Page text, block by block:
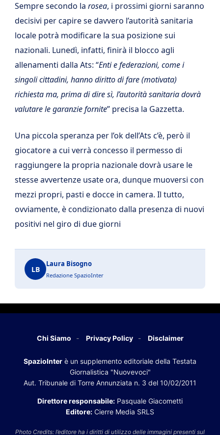
Sempre secondo la rosea, i prossimi giorni saranno
decisivi per capire se davvero l’autorità sanitaria
locale potrà modificare la sua posizione sui
nazionali. Lunedì, infatti, finirà il blocco agli
allenamenti dalla Ats: “Enti e federazioni, come i
singoli cittadini, hanno diritto di fare (motivata)
richiesta ma, prima di dire sì, l’autorità sanitaria dovrà
valutare le garanzie fornite” precisa la Gazzetta.
Una piccola speranza per l’ok dell’Ats c’è, però il
giocatore a cui verrà concesso il permesso di
raggiungere la propria nazionale dovrà usare le
stesse avvertenze usate ora, dunque muoversi con
mezzi propri, pasti e docce in camera. Il tutto,
ovviamente, è condizionato dalla presenza di nuovi
positivi nel giro di due giorni
LB
Laura Bisogno
Redazione SpazioInter
Chi Siamo Privacy Policy Disclaimer
SpazioInter è un supplemento editoriale della Testata
Giornalistica "Nuovevoci"
Aut. Tribunale di Torre Annunziata n. 3 del 10/02/2011
Direttore responsabile: Pasquale Giacometti
Editore: Cierre Media SRLS
Photo Credits: l’editore ha i diritti di utilizzo delle immagini presenti sul